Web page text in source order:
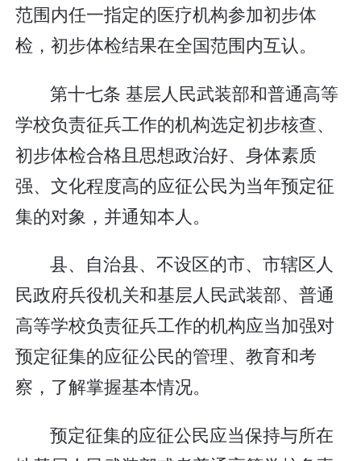
范围内任一指定的医疗机构参加初步体
检，初步体检结果在全国范围内互认。
第十七条 基层人民武装部和普通高等
学校负责征兵工作的机构选定初步核查、
初步体检合格且思想政治好、身体素质
强、文化程度高的应征公民为当年预定征
集的对象，并通知本人。
县、自治县、不设区的市、市辖区人
民政府兵役机关和基层人民武装部、普通
高等学校负责征兵工作的机构应当加强对
预定征集的应征公民的管理、教育和考
察，了解掌握基本情况。
预定征集的应征公民应当保持与所在